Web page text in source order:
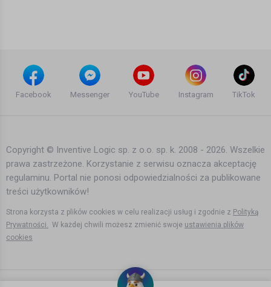
Pomoc dla firm w Norwegii i co
koronawirusem zrobią artyści?
Rozmowa z aktorką Dominiką
Norwegia zbiera pieniądze dla ofiar
gwałtów w Ukrainie
Filmy instruktażowe
mieszkańców norweskiej gminy
Bartek Karpowski
Facebook Messenger YouTube Instagram TikTok
Copyright © Inventive Logic sp. z o.o. sp. k. 2008 - 2026. Wszelkie
prawa zastrzeżone. Korzystanie z serwisu oznacza akceptację
regulaminu. Portal nie ponosi odpowiedzialności za publikowane
treści użytkowników!
Strona korzysta z plików cookies w celu realizacji usług i zgodnie z Polityką
Prywatności. W każdej chwili możesz zmienić swoje ustawienia plików
cookies